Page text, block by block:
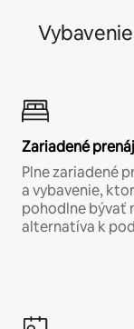
Zariadené
Plne zariadené
a vybavenie,
pohodlne bývať
alternatíva k